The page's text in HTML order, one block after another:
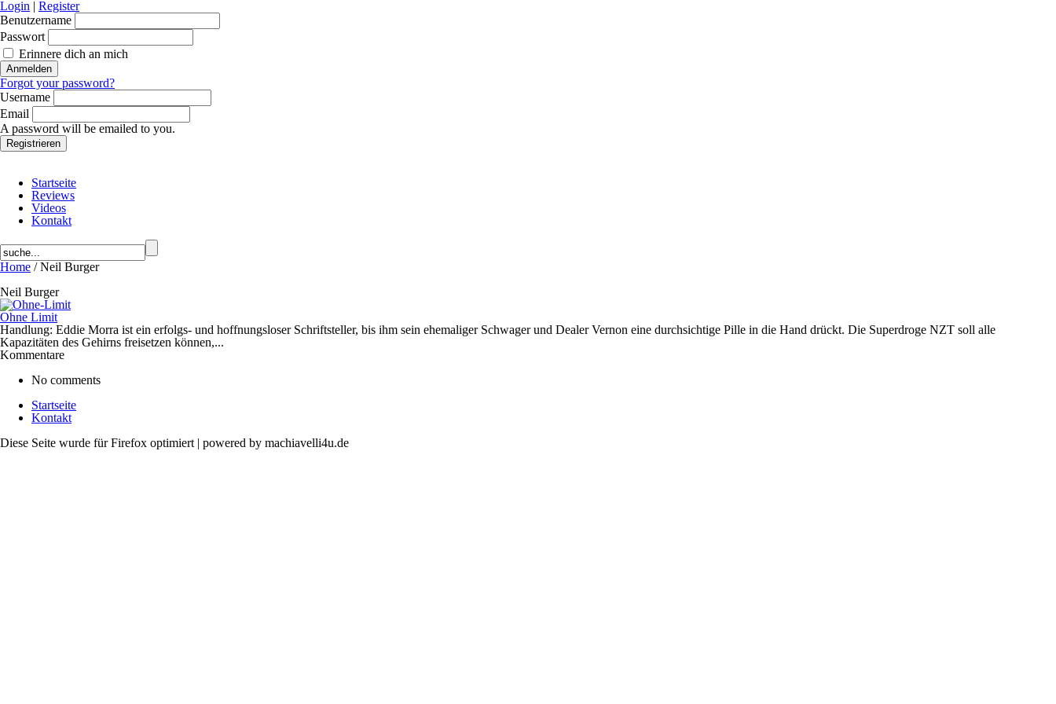
Login | Register
Benutzername
Passwort
Erinnere dich an mich
Forgot your password?
Username
Email
A password will be emailed to you.
Startseite
Reviews
Videos
Kontakt
Home / Neil Burger
Neil Burger
Ohne Limit
Handlung: Eddie Morra ist ein erfolgs- und hoffnungsloser Schriftsteller, bis ihm sein ehemaliger Schwager und Dealer Vernon eine durchsichtige Pille in die Hand drückt. Die Superdroge NZT soll alle
Kapazitäten des Gehirns freisetzen können,...
Kommentare
No comments
Startseite
Kontakt
Diese Seite wurde für Firefox optimiert | powered by machiavelli4u.de